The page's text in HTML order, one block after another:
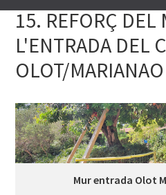
15. REFORÇ DEL
L'ENTRADA DEL
OLOT/MARIANAO
Mur entrada Olot